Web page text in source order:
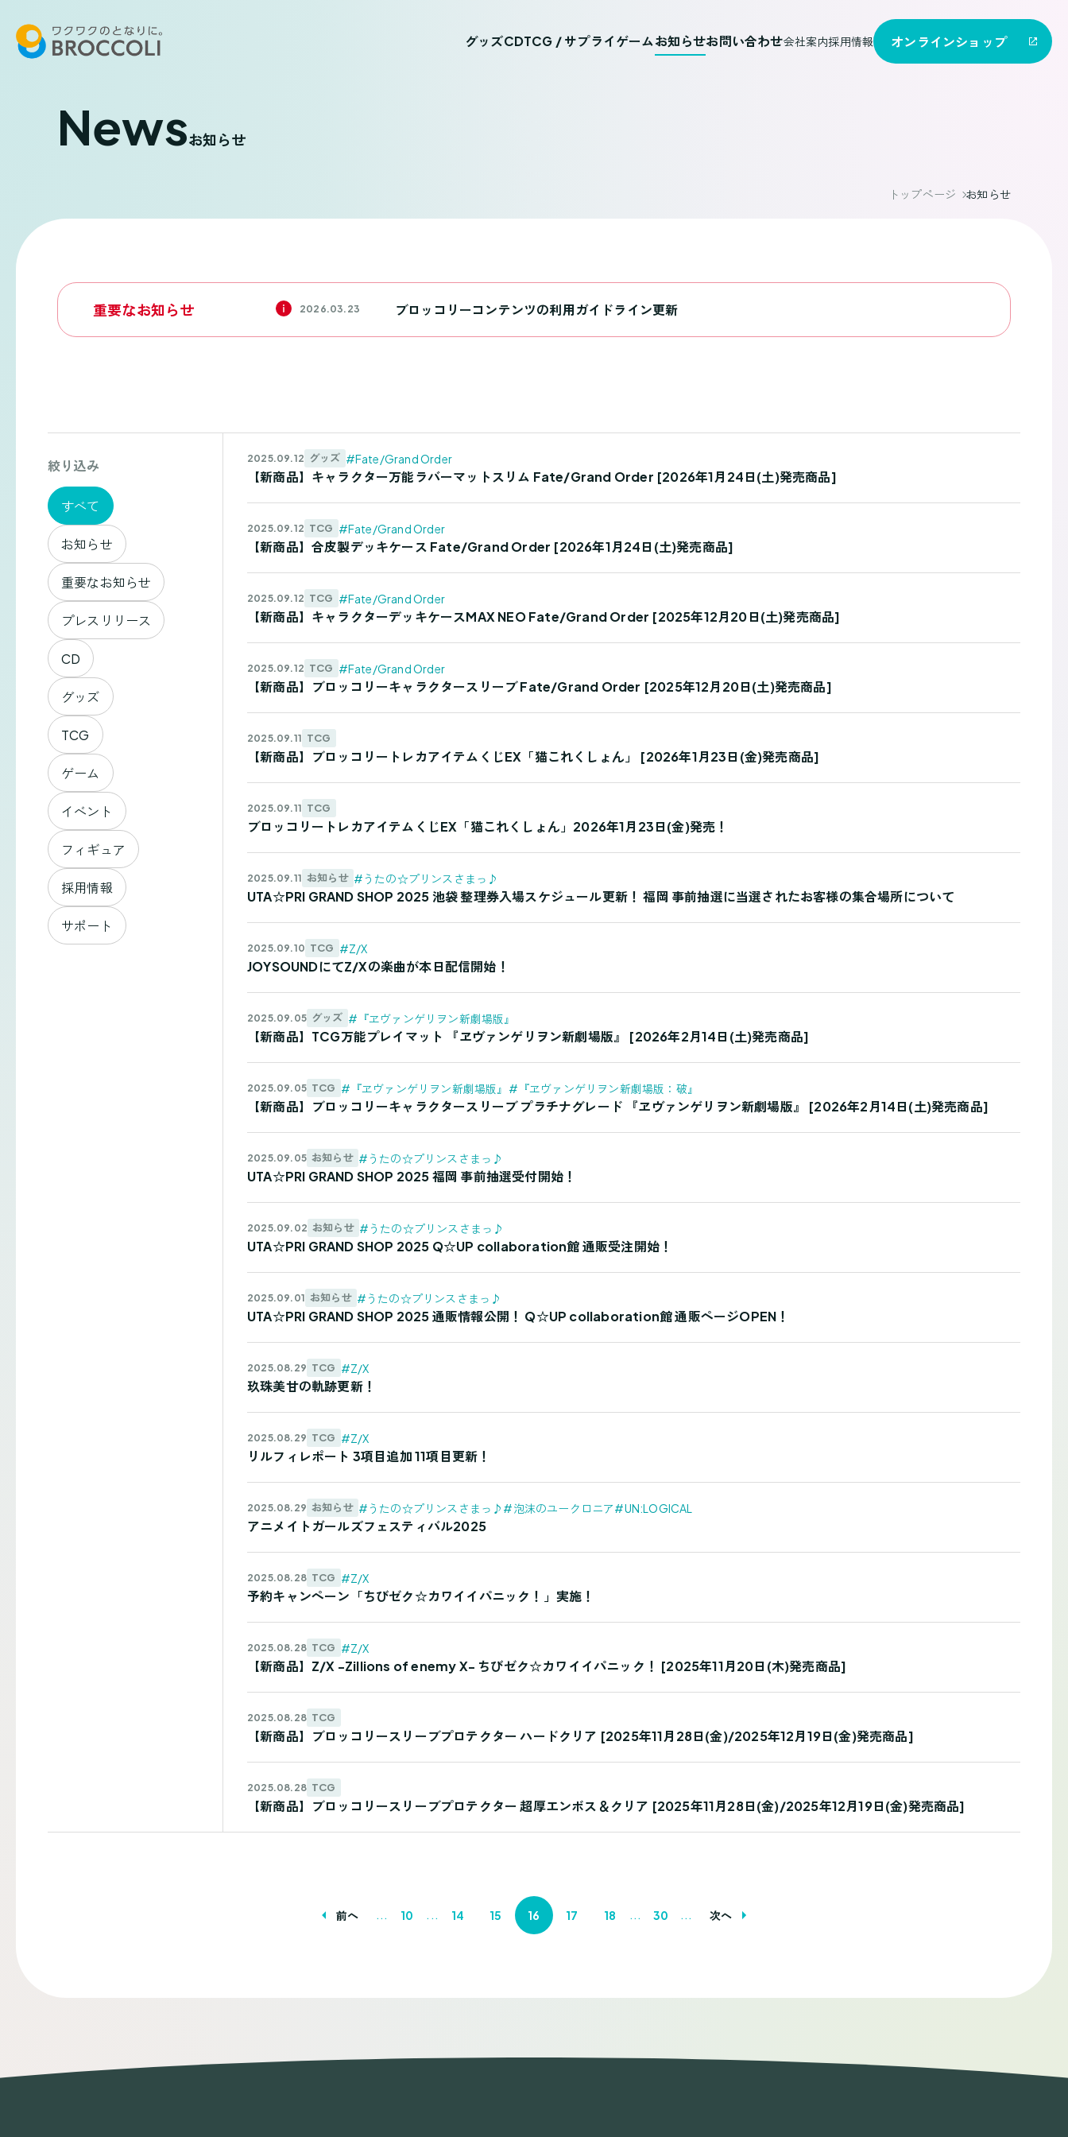
グッズCDTCG / サプライゲームお知らせお問い合わせ会社案内採用情報 オンラインショップ
Newsお知らせ
トップページ お知らせ
重要なお知らせ 2026.03.23 ブロッコリーコンテンツの利用ガイドライン更新
知
ら
せ
一
覧
絞り込み
すべて
お知らせ
重要なお知らせ
プレスリリース
CD
グッズ
TCG
ゲーム
イベント
フィギュア
採用情報
サポート
2025.09.12 グッズ #Fate/Grand Order
【新商品】キャラクター万能ラバーマットスリム Fate/Grand Order [2026年1月24日(土)発売商品]
2025.09.12 TCG #Fate/Grand Order
【新商品】合皮製デッキケース Fate/Grand Order [2026年1月24日(土)発売商品]
2025.09.12 TCG #Fate/Grand Order
【新商品】キャラクターデッキケースMAX NEO Fate/Grand Order [2025年12月20日(土)発売商品]
2025.09.12 TCG #Fate/Grand Order
【新商品】ブロッコリーキャラクタースリーブ Fate/Grand Order [2025年12月20日(土)発売商品]
2025.09.11 TCG
【新商品】ブロッコリートレカアイテムくじEX「猫これくしょん」 [2026年1月23日(金)発売商品]
2025.09.11 TCG
ブロッコリートレカアイテムくじEX「猫これくしょん」2026年1月23日(金)発売！
2025.09.11 お知らせ #うたの☆プリンスさまっ♪
UTA☆PRI GRAND SHOP 2025 池袋 整理券入場スケジュール更新！ 福岡 事前抽選に当選されたお客様の集合場所について
2025.09.10 TCG #Z/X
JOYSOUNDにてZ/Xの楽曲が本日配信開始！
2025.09.05 グッズ #『ヱヴァンゲリヲン新劇場版』
【新商品】TCG万能プレイマット 『ヱヴァンゲリヲン新劇場版』 [2026年2月14日(土)発売商品]
2025.09.05 TCG #『ヱヴァンゲリヲン新劇場版』 #『ヱヴァンゲリヲン新劇場版：破』
【新商品】ブロッコリーキャラクタースリーブ プラチナグレード 『ヱヴァンゲリヲン新劇場版』 [2026年2月14日(土)発売商品]
2025.09.05 お知らせ #うたの☆プリンスさまっ♪
UTA☆PRI GRAND SHOP 2025 福岡 事前抽選受付開始！
2025.09.02 お知らせ #うたの☆プリンスさまっ♪
UTA☆PRI GRAND SHOP 2025 Q☆UP collaboration館 通販受注開始！
2025.09.01 お知らせ #うたの☆プリンスさまっ♪
UTA☆PRI GRAND SHOP 2025 通販情報公開！ Q☆UP collaboration館 通販ページOPEN！
2025.08.29 TCG #Z/X
玖珠美甘の軌跡更新！
2025.08.29 TCG #Z/X
リルフィレポート 3項目追加 11項目更新！
2025.08.29 お知らせ #うたの☆プリンスさまっ♪ #泡沫のユークロニア#UN:LOGICAL
アニメイトガールズフェスティバル2025
2025.08.28 TCG #Z/X
予約キャンペーン「ちびゼク☆カワイイパニック！」実施！
2025.08.28 TCG #Z/X
【新商品】Z/X -Zillions of enemy X- ちびゼク☆カワイイパニック！ [2025年11月20日(木)発売商品]
2025.08.28 TCG
【新商品】ブロッコリースリーブプロテクター ハードクリア [2025年11月28日(金)/2025年12月19日(金)発売商品]
2025.08.28 TCG
【新商品】ブロッコリースリーブプロテクター 超厚エンボス＆クリア [2025年11月28日(金)/2025年12月19日(金)発売商品]
ゲ
前へ ... 10 ... 14 15 16 17 18 ... 30 ... 次へ